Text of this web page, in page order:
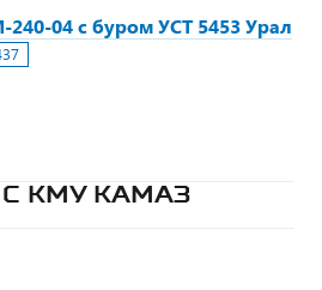
04 с буром УСТ 5453 Урал
КМУ КАМАЗ